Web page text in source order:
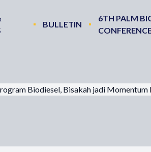
BULLETIN
6TH PALM
Biodiesel, Bisakah jadi Momentum